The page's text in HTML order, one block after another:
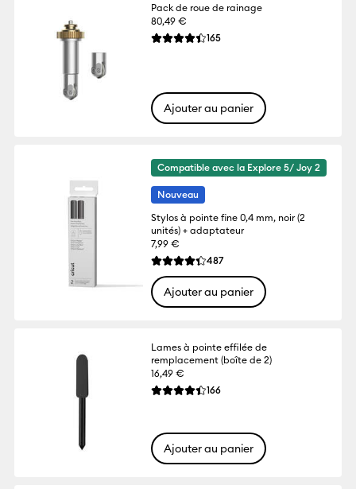
Pack de roue de rainage
80,49 €
La note moyenne de ce produit est 4.4
165Reviews
Ajouter au panier
Compatible avec la Explore 5/ Joy 2
Nouveau
Stylos à pointe fine 0,4 mm, noir (2
unités) + adaptateur
7,99 €
La note moyenne de ce produit est 4.3
487Reviews
Ajouter au panier
Lames à pointe effilée de
remplacement (boîte de 2)
16,49 €
La note moyenne de ce produit est 4.4
166Reviews
Ajouter au panier